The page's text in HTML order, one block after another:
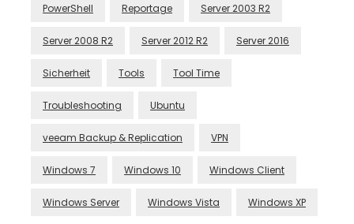
PowerShell Reportage Server 2003 R2
Server 2008 R2 Server 2012 R2 Server 2016
Sicherheit Tools Tool Time
Troubleshooting Ubuntu
veeam Backup & Replication VPN
Windows 7 Windows 10 Windows Client
Windows Server Windows Vista Windows XP